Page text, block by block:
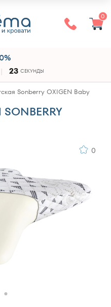
0
23 СЕКУНДЫ
Sonberry OXIGEN Baby
0